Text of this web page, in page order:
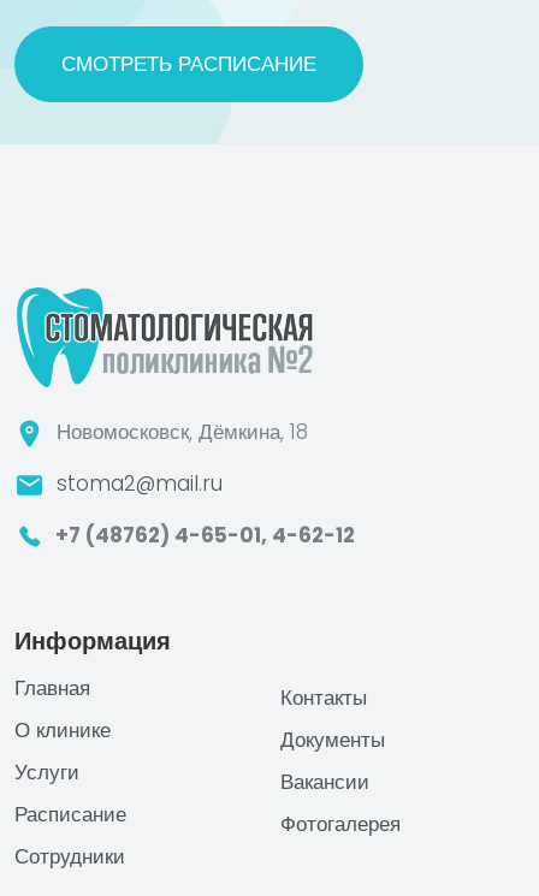
СМОТРЕТЬ РАСПИСАНИЕ
Новомосковск, Дёмкина, 18
stoma2@mail.ru
+7 (48762) 4-65-01, 4-62-12
Информация
Главная
О клинике
Услуги
Расписание
Сотрудники
Контакты
Документы
Вакансии
Фотогалерея